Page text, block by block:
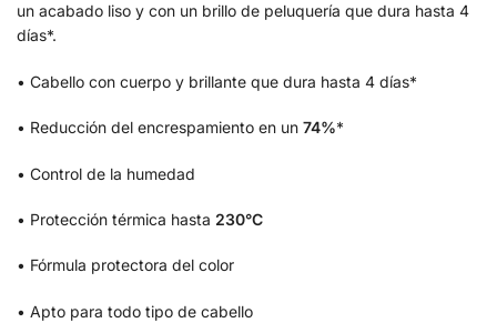
un acabado liso y con un brillo de peluquería que dura hasta 4
días*.
• Cabello con cuerpo y brillante que dura hasta 4 días*
• Reducción del encrespamiento en un 74%*
• Control de la humedad
• Protección térmica hasta 230°C
• Fórmula protectora del color
• Apto para todo tipo de cabello